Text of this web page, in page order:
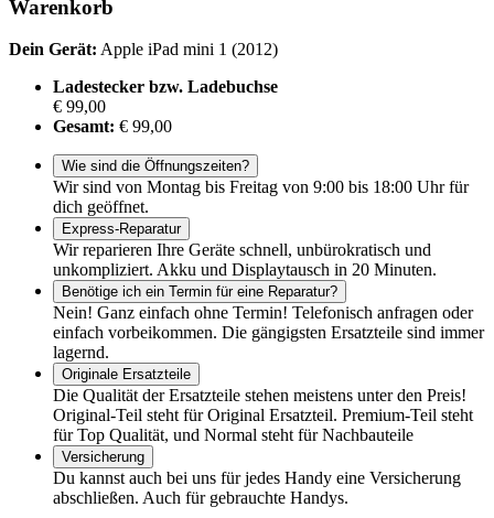
Warenkorb
Dein Gerät: Apple iPad mini 1 (2012)
Ladestecker bzw. Ladebuchse
€ 99,00
Gesamt: € 99,00
Wie sind die Öffnungszeiten?
Wir sind von Montag bis Freitag von 9:00 bis 18:00 Uhr für
dich geöffnet.
Express-Reparatur
Wir reparieren Ihre Geräte schnell, unbürokratisch und
unkompliziert. Akku und Displaytausch in 20 Minuten.
Benötige ich ein Termin für eine Reparatur?
Nein! Ganz einfach ohne Termin! Telefonisch anfragen oder
einfach vorbeikommen. Die gängigsten Ersatzteile sind immer
lagernd.
Originale Ersatzteile
Die Qualität der Ersatzteile stehen meistens unter den Preis!
Original-Teil steht für Original Ersatzteil. Premium-Teil steht
für Top Qualität, und Normal steht für Nachbauteile
Versicherung
Du kannst auch bei uns für jedes Handy eine Versicherung
abschließen. Auch für gebrauchte Handys.